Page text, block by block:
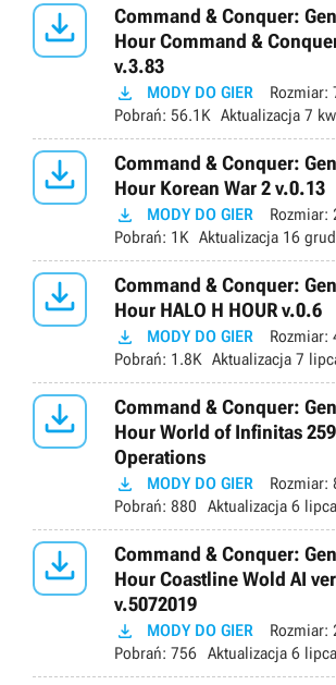

Command & Conquer:
Hour Command &
v.3.83
 MODY DO GIER Rozmiar:
Pobrań: 56.1K Aktualizacja 7

Command & Conquer:
Hour Korean War 2 v.0.13
 MODY DO GIER Rozmiar:
Pobrań: 1K Aktualizacja 16

Command & Conquer:
Hour HALO H HOUR v.0.6
 MODY DO GIER Rozmiar:
Pobrań: 1.8K Aktualizacja 7

Command & Conquer:
Hour World of Infinitas
Operations
 MODY DO GIER Rozmiar:
Pobrań: 880 Aktualizacja 6

Command & Conquer:
Hour Coastline Wold AI
v.5072019
 MODY DO GIER Rozmiar:
Pobrań: 756 Aktualizacja 6